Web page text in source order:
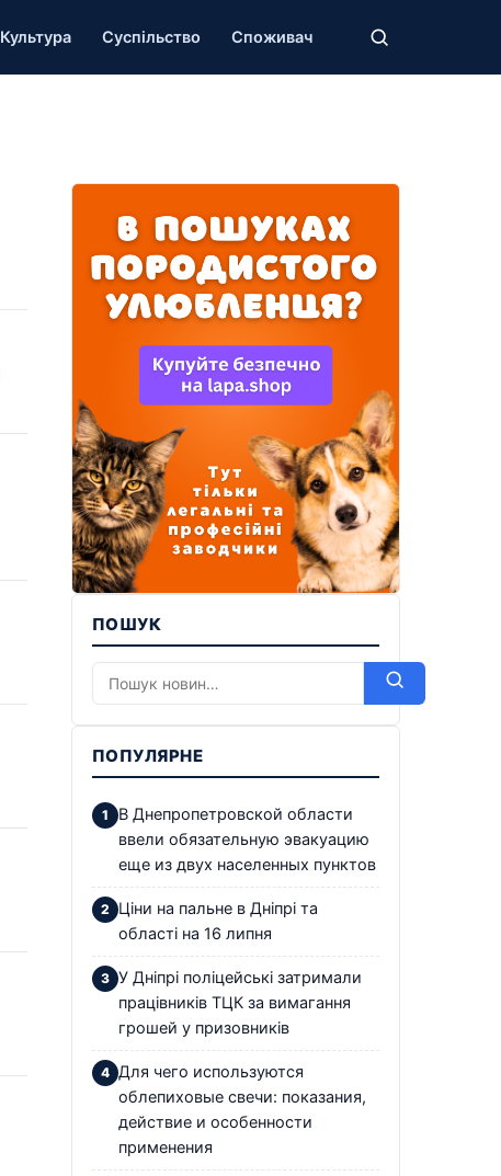
Культура Суспільство Споживач
ПОШУК
ПОПУЛЯРНЕ
В Днепропетровской области
ввели обязательную эвакуацию
еще из двух населенных пунктов
Ціни на пальне в Дніпрі та
області на 16 липня
У Дніпрі поліцейські затримали
працівників ТЦК за вимагання
грошей у призовників
Для чего используются
облепиховые свечи: показания,
действие и особенности
применения